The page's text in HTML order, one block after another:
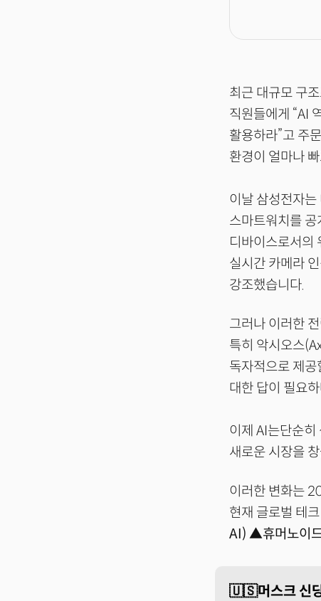
최근 대규모 구
직원들에게 “AI
활용하라”고 주
환경이 얼마나
이날 삼성전자
스마트워치를
디바이스로서의
실시간 카메라
강조했습니다.
그러나 이러한
특히 악시오스
독자적으로 제
대한 답이 필요
이제 AI는단순히
새로운 시장을
이러한 변화는
현재 글로벌 테
AI) ▲휴머노이
🇺🇸머스크 신당